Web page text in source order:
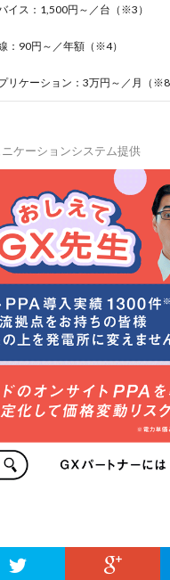
イス：1,500円～／台（※3）
：90円～／年額（※4）
リケーション：3万円～／月（※8
ケーションシステム提供